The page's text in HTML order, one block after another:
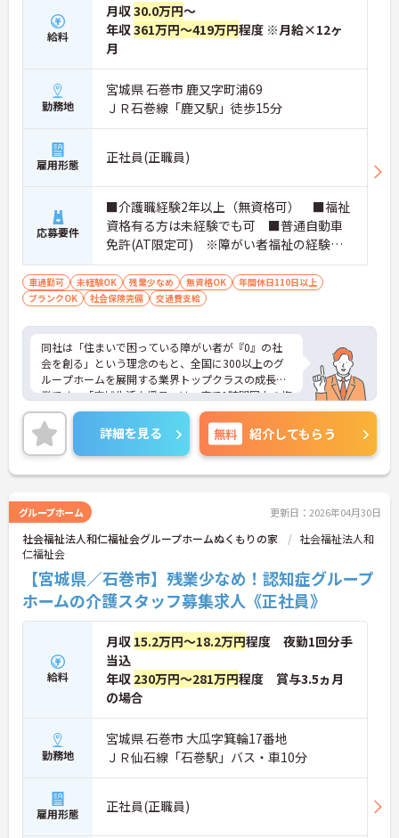
給料
月収30.0万円～
年収361万円～419万円程度 ※月給×12ヶ
月
勤務地
宮城県 石巻市 鹿又字町浦69
ＪＲ石巻線「鹿又駅」徒歩15分
雇用形態 正社員(正職員)
応募要件
■介護職経験2年以上（無資格可） ■福祉
資格有る方は未経験でも可 ■普通自動車
免許(AT限定可) ※障がい者福祉の経験は
不問です。※実務経験2年以上の方、障がい
者福祉に関する経験をお持ちの方大歓迎
車通勤可 未経験OK 残業少なめ 無資格OK
年間休日110日以上
ブランクOK
社会保険完備 交通費支給
同社は「住まいで困っている障がい者が『0』の社
会を創る」という理念のもと、全国に300以上のグ
ループホームを展開する業界トップクラスの成長企
業です。「広域生活支援員」は、車で1時間圏内の複
数施設を横断的に担当し、現場支援とパートスタッ
フのサポートを行うハイクラスなポジションです。
最新設備とバリアフリーが完備され、スタッフの身
体的負担が少なく、広域手当5万円が付与されるこ
とで高い給与水準を実現しています。年間休日114
効率化など、ワークライフバランスを保ちながら定
年70歳まで長期的に活躍できる制度が盤石に整って
います。複数施設を経験することで培われるマネジ
メント視点は、将来的なエリアマネージャーへのキ
ャリアアップにも直結しており、最新の環境で専門
性を発揮したいプロフェッショナルの方にお勧めで
す。
★おすすめPOINT★
・広域支援員として複数のホームを巡るため、各ホ
ームのパートスタッフの教育やサポートにも携わる
ことができ、現場の介助業務にとどまらず、施設運
営や人材育成の視点を養うことで、将来のエリアマ
ネージャー候補としてのステップアップに直結しま
す。
・定年70歳、再雇用75歳までという業界屈指の制度
があり、20代から60代まで幅広い年代が活躍してい
ます。年間休日も114日確保されているため、無理
なく長期的なキャリアを築いていただけます。
・全施設がバリアフリー設計かつ最新設備を備えて
詳細を見る 無料 紹介してもらう
グループホーム 更新日：2026年04月30日
社会福祉法人和仁福祉会グループホームぬくもりの家
社会福祉法人和
仁福祉会
【宮城県／石巻市】残業少なめ！認知症グループ
ホームの介護スタッフ募集求人《正社員》
給料
月収 15.2万円～18.2万円程度 夜勤1回分手
当込
年収 230万円～281万円程度 賞与3.5ヵ月
の場合
勤務地
宮城県 石巻市 大瓜字箕輪17番地
ＪＲ仙石線「石巻駅」バス・車10分
雇用形態 正社員(正職員)